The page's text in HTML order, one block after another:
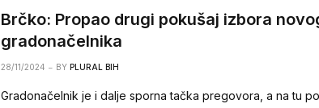
Brčko: Propao drugi pokušaj izbora
gradonačelnika
28/11/2024 BY PLURAL BIH
Gradonačelnik je i dalje sporna tačka pregovora, a na tu